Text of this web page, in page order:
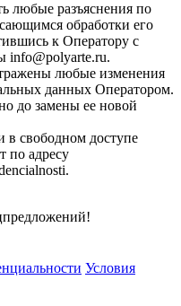
любые разъяснения по
обработки его
к Оператору с
info@polyarte.ru.
любые изменения
данных Оператором.
до замены ее новой
в свободном доступе
по адресу
Условия